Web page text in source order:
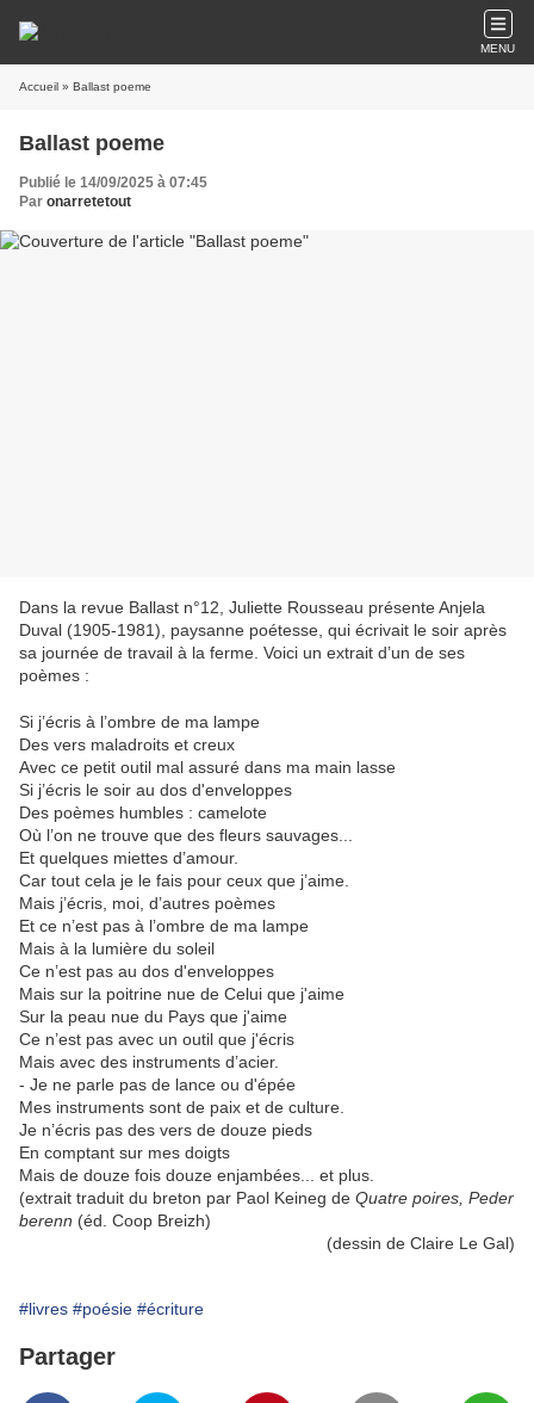
MENU
Accueil » Ballast poeme
Ballast poeme
Publié le 14/09/2025 à 07:45
Par onarretetout
Dans la revue Ballast n°12, Juliette Rousseau présente Anjela
Duval (1905-1981), paysanne poétesse, qui écrivait le soir après
sa journée de travail à la ferme. Voici un extrait d’un de ses
poèmes :
Si j’écris à l’ombre de ma lampe
Des vers maladroits et creux
Avec ce petit outil mal assuré dans ma main lasse
Si j’écris le soir au dos d'enveloppes
Des poèmes humbles : camelote
Où l’on ne trouve que des fleurs sauvages...
Et quelques miettes d’amour.
Car tout cela je le fais pour ceux que j’aime.
Mais j’écris, moi, d’autres poèmes
Et ce n’est pas à l’ombre de ma lampe
Mais à la lumière du soleil
Ce n’est pas au dos d'enveloppes
Mais sur la poitrine nue de Celui que j'aime
Sur la peau nue du Pays que j'aime
Ce n’est pas avec un outil que j'écris
Mais avec des instruments d’acier.
- Je ne parle pas de lance ou d'épée
Mes instruments sont de paix et de culture.
Je n’écris pas des vers de douze pieds
En comptant sur mes doigts
Mais de douze fois douze enjambées... et plus.
(extrait traduit du breton par Paol Keineg de Quatre poires, Peder
berenn (éd. Coop Breizh)
(dessin de Claire Le Gal)
#livres #poésie #écriture
Partager